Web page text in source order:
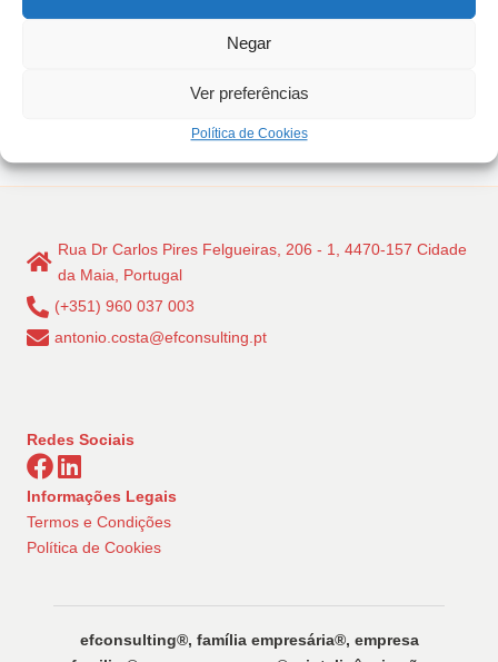
Negar
Ver preferências
Política de Cookies
Rua Dr Carlos Pires Felgueiras, 206 - 1, 4470-157 Cidade
da Maia, Portugal
(+351) 960 037 003
antonio.costa@efconsulting.pt
Redes Sociais
Informações Legais
Termos e Condições
Política de Cookies
efconsulting®️, família empresária®️, empresa